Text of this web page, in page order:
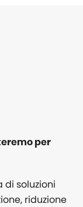
per
di soluzioni
riduzione